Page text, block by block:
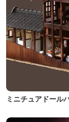
ミニチュアドール